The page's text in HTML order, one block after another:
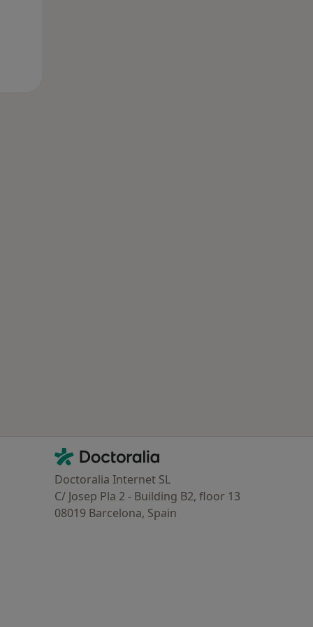
Contacto
Doctoralia - Homepage
Doctoralia Internet SL
C/ Josep Pla 2 - Building B2, floor 13
08019 Barcelona, Spain